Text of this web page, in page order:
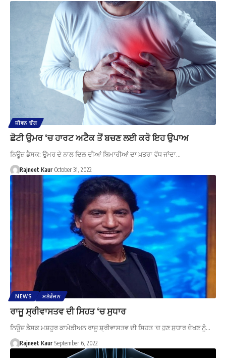
ਜੀਵਨ ਢੰਗ
ਛੋਟੀ ਉਮਰ ‘ਚ ਹਾਰਟ ਅਟੈਕ ਤੋਂ ਬਚਣ ਲਈ ਕਰੋ ਇਹ ਉਪਾਅ
ਨਿਊਜ਼ ਡੈਸਕ: ਉਮਰ ਦੇ ਨਾਲ ਦਿਲ ਦੀਆਂ ਬਿਮਾਰੀਆਂ ਦਾ ਖ਼ਤਰਾ ਵੱਧ ਜਾਂਦਾ…
Rajneet Kaur October 31, 2022
NEWS ਮਨੋਰੰਜਨ
ਰਾਜੂ ਸ੍ਰੀਵਾਸਤਵ ਦੀ ਸਿਹਤ ‘ਚ ਸੁਧਾਰ
ਨਿਊਜ਼ ਡੈਸਕ:ਮਸ਼ਹੂਰ ਕਾਮੇਡੀਅਨ ਰਾਜੂ ਸ਼੍ਰੀਵਾਸਤਵ ਦੀ ਸਿਹਤ 'ਚ ਹੁਣ ਸੁਧਾਰ ਦੇਖਣ ਨੂੰ…
Rajneet Kaur September 6, 2022